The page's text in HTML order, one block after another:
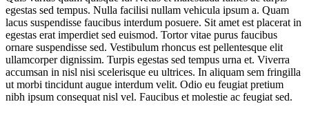
egestas sed tempus. Nulla facilisi nullam vehicula ipsum a. Quam
lacus suspendisse faucibus interdum posuere. Sit amet est placerat in
egestas erat imperdiet sed euismod. Tortor vitae purus faucibus
ornare suspendisse sed. Vestibulum rhoncus est pellentesque elit
ullamcorper dignissim. Turpis egestas sed tempus urna et. Viverra
accumsan in nisl nisi scelerisque eu ultrices. In aliquam sem fringilla
ut morbi tincidunt augue interdum velit. Odio eu feugiat pretium
nibh ipsum consequat nisl vel. Faucibus et molestie ac feugiat sed.